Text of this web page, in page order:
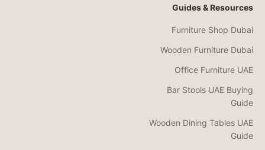
Guides & Resources
Furniture Shop Dubai
Wooden Furniture Dubai
Office Furniture UAE
Bar Stools UAE Buying
Guide
Wooden Dining Tables UAE
Guide